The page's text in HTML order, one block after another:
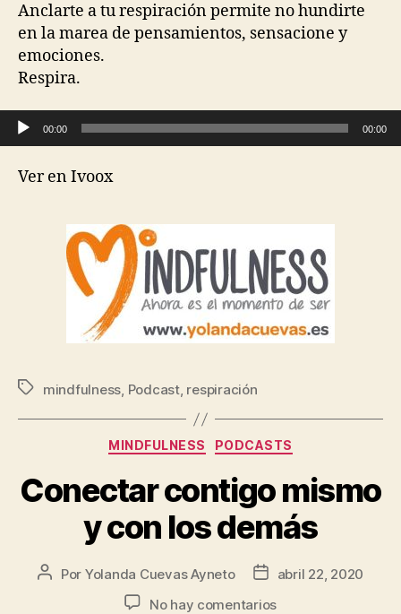
Anclarte a tu respiración permite no hundirte
en la marea de pensamientos, sensacione y
emociones.
Respira.
Reproductor de audio
00:00 00:00
Ver en Ivoox
mindfulness, Podcast, respiración
MINDFULNESS PODCASTS
Conectar contigo mismo
y con los demás
Por Yolanda Cuevas Ayneto
abril 22, 2020
No hay comentarios